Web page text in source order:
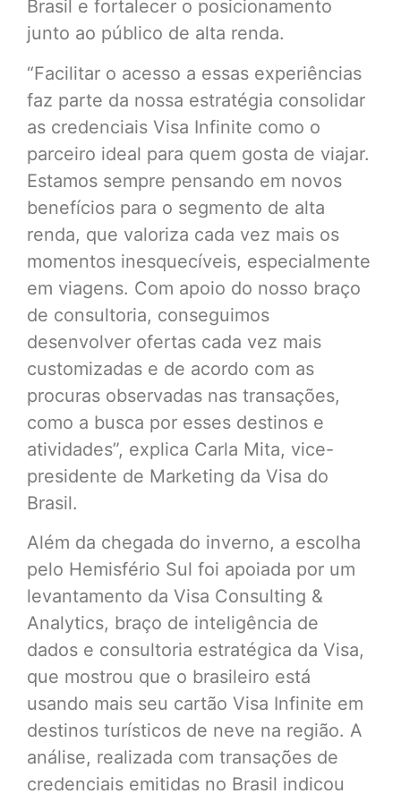
Brasil e fortalecer o posicionamento
junto ao público de alta renda.
“Facilitar o acesso a essas experiências
faz parte da nossa estratégia consolidar
as credenciais Visa Infinite como o
parceiro ideal para quem gosta de viajar.
Estamos sempre pensando em novos
benefícios para o segmento de alta
renda, que valoriza cada vez mais os
momentos inesquecíveis, especialmente
em viagens. Com apoio do nosso braço
de consultoria, conseguimos
desenvolver ofertas cada vez mais
customizadas e de acordo com as
procuras observadas nas transações,
como a busca por esses destinos e
atividades”, explica Carla Mita, vice-
presidente de Marketing da Visa do
Brasil.
Além da chegada do inverno, a escolha
pelo Hemisfério Sul foi apoiada por um
levantamento da Visa Consulting &
Analytics, braço de inteligência de
dados e consultoria estratégica da Visa,
que mostrou que o brasileiro está
usando mais seu cartão Visa Infinite em
destinos turísticos de neve na região. A
análise, realizada com transações de
credenciais emitidas no Brasil indicou